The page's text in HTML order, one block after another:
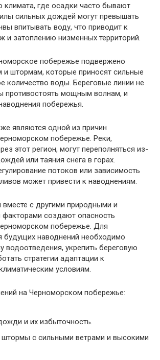
климата, где осадки часто бывают
сильных дождей могут превышать
впитывать воду, что приводит к
и затоплению низменных территорий.
побережье подвержено
и штормам, которые приносят сильные
количество воды. Береговые линии не
противостоять мощным волнам, и
побережья.
являются одной из причин
побережье. Реки,
этот регион, могут переполняться из-
или таяния снега в горах.
потоков или зависимость
может привести к наводнениям.
с другими природными и
факторами создают опасность
побережье. Для
будущих наводнений необходимо
водоотведения, укрепить береговую
стратегии адаптации к
условиям.
на Черноморском побережье:
и их избыточность.
штормы с сильными ветрами и высокими